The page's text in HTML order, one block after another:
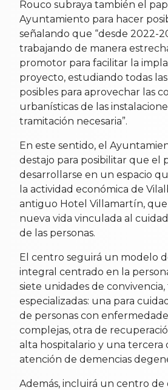
Rouco subraya también el
Ayuntamiento para hacer
señalando que “desde 2022-
trabajando de manera
promotor para facilitar la
proyecto, estudiando todas
posibles para aprovechar las
urbanísticas de las
tramitación necesaria”.
En este sentido, el
destajo para posibilitar que el
desarrollarse en un espacio
la actividad económica de
antiguo Hotel Villamartín,
nueva vida vinculada al
de las personas.
El centro seguirá un modelo
integral centrado en la
siete unidades de
especializadas: una para
de personas con
complejas, otra de
alta hospitalario y una tercera
atención de demencias
Además, incluirá un centro de